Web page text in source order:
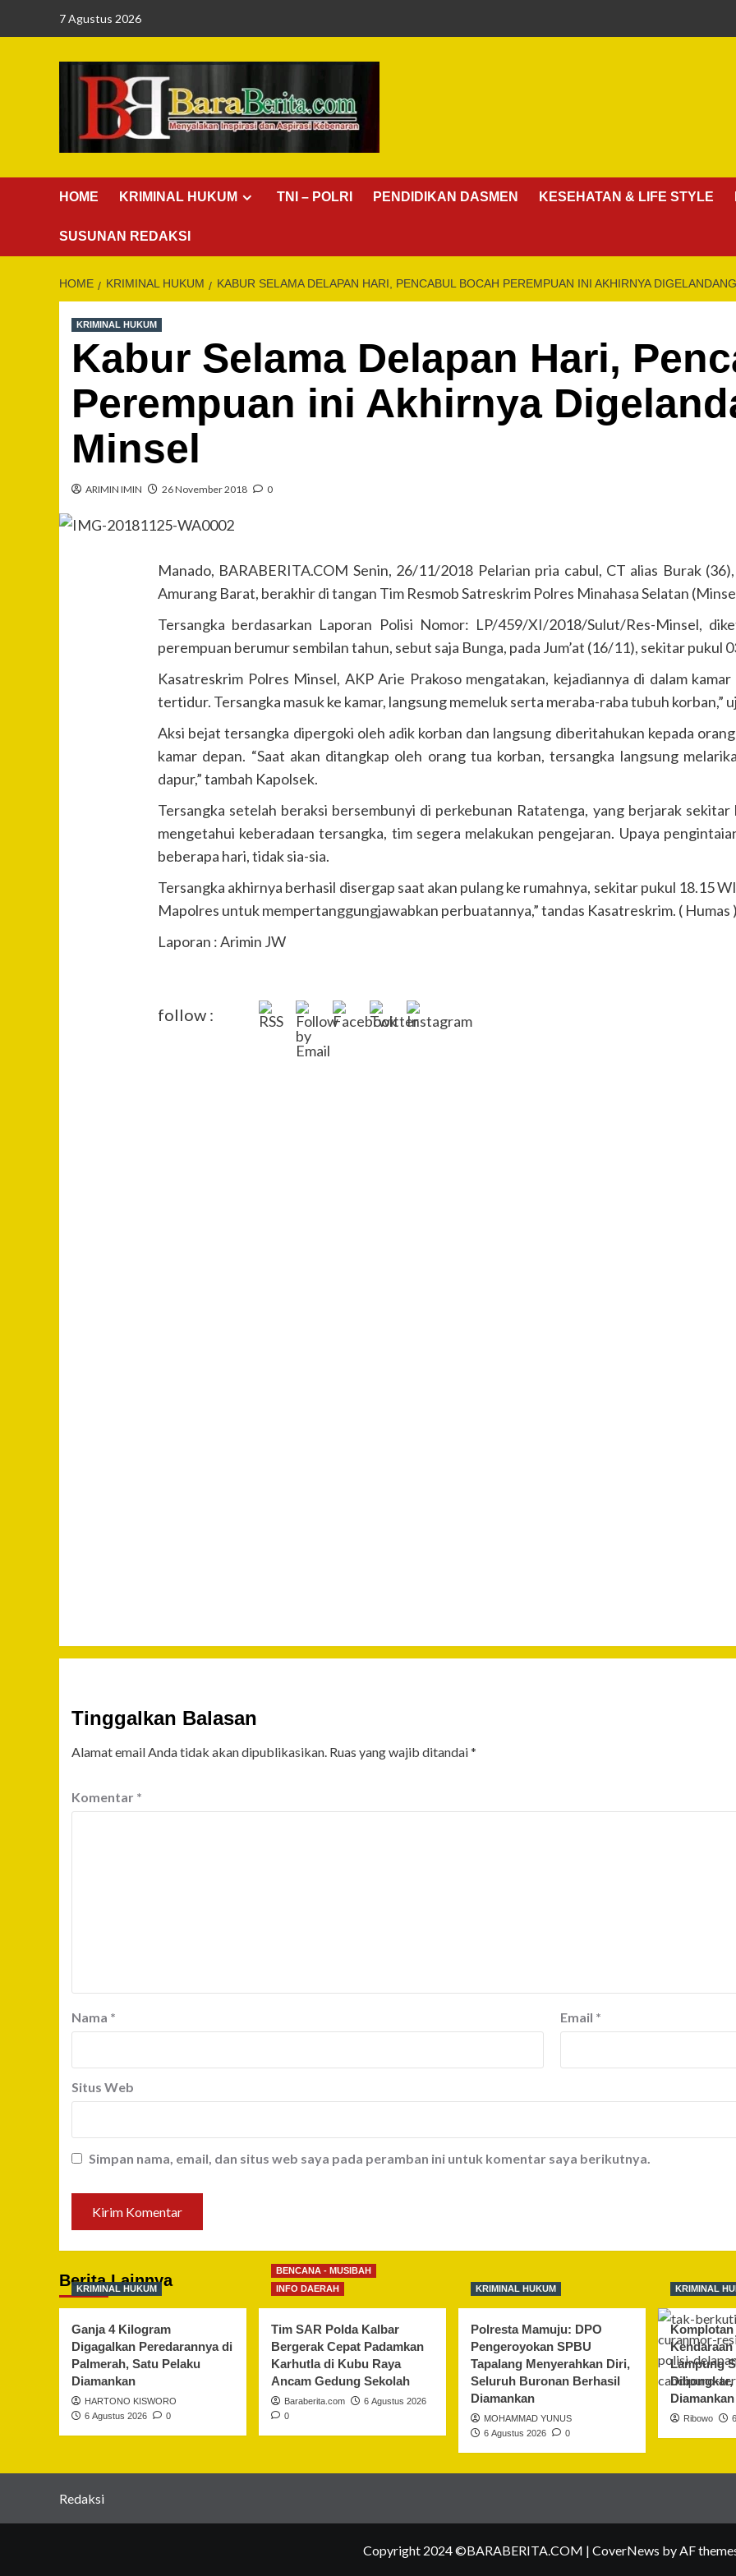
7 Agustus 2026
HOME KRIMINAL HUKUM TNI – POLRI PENDIDIKAN DASMEN KESEHATAN & LIFE STYLE
SUSUNAN REDAKSI
HOME KRIMINAL HUKUM KABUR SELAMA DELAPAN HARI, PENCABUL BOCAH PEREMPUAN INI AKHIRNYA
KRIMINAL HUKUM
Kabur Selama Delapan Hari,
Perempuan ini Akhirnya
Minsel
ARIMIN IMIN 26 November 2018 0
Manado, BARABERITA.COM Senin, 26/11/2018 Pelarian pria cabul, CT alias Burak
Amurang Barat, berakhir di tangan Tim Resmob Satreskrim Polres Minahasa Selatan
Tersangka berdasarkan Laporan Polisi Nomor: LP/459/XI/2018/Sulut/Res-Minsel,
perempuan berumur sembilan tahun, sebut saja Bunga, pada Jum’at (16/11), sekitar pukul
Kasatreskrim Polres Minsel, AKP Arie Prakoso mengatakan, kejadiannya di dalam
tertidur. Tersangka masuk ke kamar, langsung memeluk serta meraba-raba tubuh korban,”
Aksi bejat tersangka dipergoki oleh adik korban dan langsung diberitahukan kepada
kamar depan. “Saat akan ditangkap oleh orang tua korban, tersangka langsung
dapur,” tambah Kapolsek.
Tersangka setelah beraksi bersembunyi di perkebunan Ratatenga, yang berjarak sekitar
mengetahui keberadaan tersangka, tim segera melakukan pengejaran. Upaya
beberapa hari, tidak sia-sia.
Tersangka akhirnya berhasil disergap saat akan pulang ke rumahnya, sekitar pukul 18.15
Mapolres untuk mempertanggungjawabkan perbuatannya,” tandas Kasatreskrim. ( Humas )
Laporan : Arimin JW
follow :
Tinggalkan Balasan
Alamat email Anda tidak akan dipublikasikan. Ruas yang wajib ditandai*
Komentar *
Nama * Email *
Situs Web
Simpan nama, email, dan situs web saya pada peramban ini untuk komentar saya berikutnya.
Berita Lainnya
KRIMINAL HUKUM
Ganja 4 Kilogram
Digagalkan Peredarannya di
Palmerah, Satu Pelaku
Diamankan
HARTONO KISWORO
6 Agustus 2026
0
BENCANA - MUSIBAH
INFO DAERAH
Tim SAR Polda Kalbar
Bergerak Cepat Padamkan
Karhutla di Kubu Raya
Ancam Gedung Sekolah
Baraberita.com
6 Agustus 2026
0
KRIMINAL HUKUM
Polresta Mamuju: DPO
Pengeroyokan SPBU
Tapalang Menyerahkan Diri,
Seluruh Buronan Berhasil
Diamankan
MOHAMMAD YUNUS
6 Agustus 2026
0
KRIMINAL
Lampung
Dibongkar,
Diamankan
Ribowo
Redaksi
Copyright 2024 ©BARABERITA.COM | CoverNews by AF